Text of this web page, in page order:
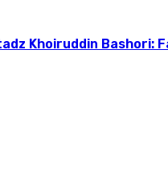
Khoiruddin Bashori: